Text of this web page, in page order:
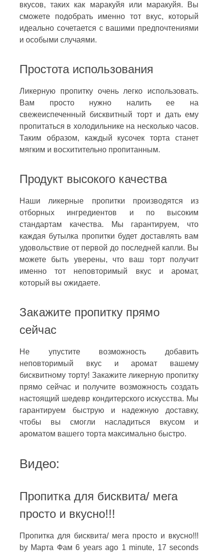
вкусов, таких как маракуйя или маракуйя. Вы
сможете подобрать именно тот вкус, который
идеально сочетается с вашими предпочтениями
и особыми случаями.
Простота использования
Ликерную пропитку очень легко использовать.
Вам просто нужно налить ее на
свежеиспеченный бисквитный торт и дать ему
пропитаться в холодильнике на несколько часов.
Таким образом, каждый кусочек торта станет
мягким и восхитительно пропитанным.
Продукт высокого качества
Наши ликерные пропитки производятся из
отборных ингредиентов и по высоким
стандартам качества. Мы гарантируем, что
каждая бутылка пропитки будет доставлять вам
удовольствие от первой до последней капли. Вы
можете быть уверены, что ваш торт получит
именно тот неповторимый вкус и аромат,
который вы ожидаете.
Закажите пропитку прямо
сейчас
Не упустите возможность добавить
неповторимый вкус и аромат вашему
бисквитному торту! Закажите ликерную пропитку
прямо сейчас и получите возможность создать
настоящий шедевр кондитерского искусства. Мы
гарантируем быструю и надежную доставку,
чтобы вы смогли насладиться вкусом и
ароматом вашего торта максимально быстро.
Видео:
Пропитка для бисквита/ мега
просто и вкусно!!!
Пропитка для бисквита/ мега просто и вкусно!!!
by Марта Фам 6 years ago 1 minute, 17 seconds